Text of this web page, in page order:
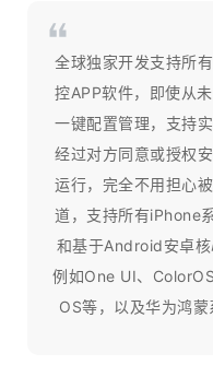
全球独家开发支持所
控APP软件，即使从
一键配置管理，支持
经过对方同意或授权
运行，完全不用担心
道，支持所有iPhone
和基于Android安卓核
例如One UI、
OS等，以及华为鸿蒙